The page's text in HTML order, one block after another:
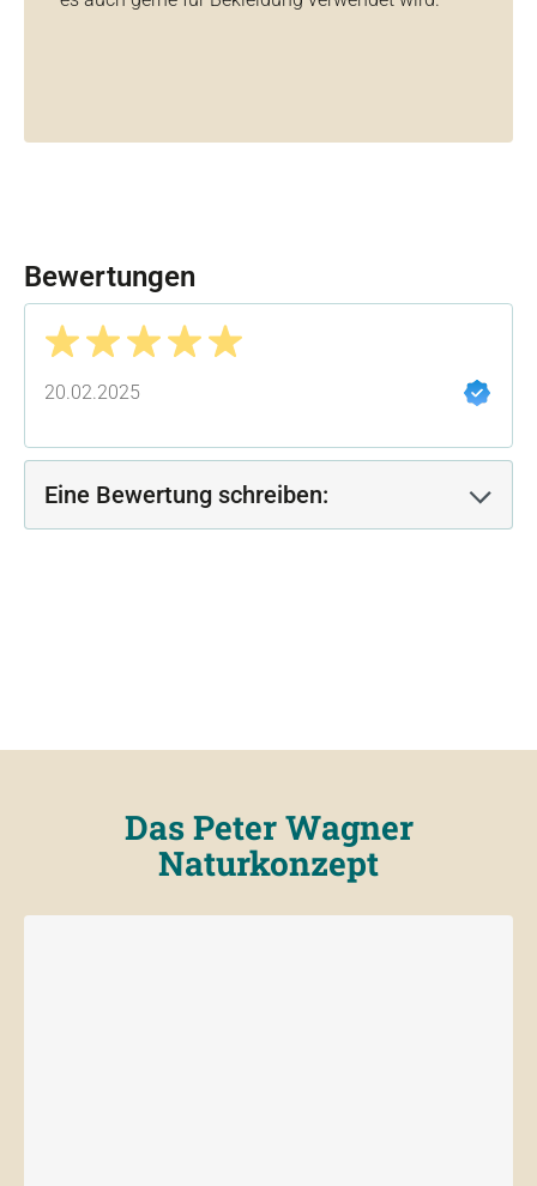
Bewertungen
Bewertung mit 5 von 5 Sternen
20.02.2025
Eine Bewertung schreiben:
Das Peter Wagner
Naturkonzept